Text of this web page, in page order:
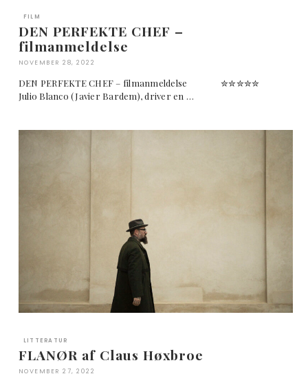
FILM
DEN PERFEKTE CHEF –
filmanmeldelse
NOVEMBER 28, 2022
DEN PERFEKTE CHEF – filmanmeldelse ✮✮✮✮✮
Julio Blanco (Javier Bardem), driver en …
LITTERATUR
FLANØR af Claus Høxbroe
NOVEMBER 27, 2022